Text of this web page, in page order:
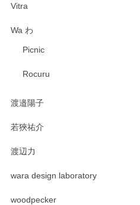
Vitra
Wa わ
Picnic
Rocuru
渡邉陽子
若狹祐介
渡辺力
wara design laboratory
woodpecker